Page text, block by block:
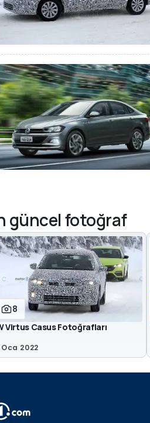
güncel fotoğraf
8
Virtus Casus Fotoğrafları
Oca 2022